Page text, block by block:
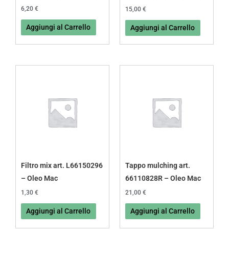
6,20 €
Aggiungi al Carrello
15,00 €
Aggiungi al Carrello
Filtro mix art. L66150296
– Oleo Mac
1,30 €
Aggiungi al Carrello
Tappo mulching art.
66110828R – Oleo Mac
21,00 €
Aggiungi al Carrello